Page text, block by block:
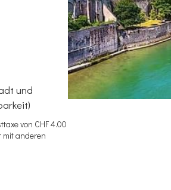
und
von CHF 4.00
mit anderen